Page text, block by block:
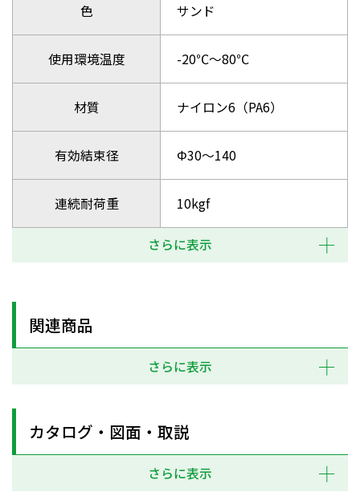
色 サンド
使用環境温度 -20℃～80℃
材質 ナイロン6（PA6）
有効結束径 Φ30～140
連続耐荷重 10kgf
さらに表示
関連商品
さらに表示
カタログ・図面・取説
さらに表示